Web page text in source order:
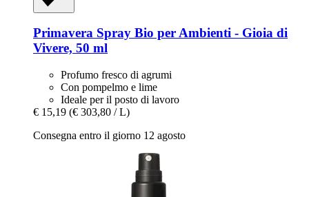
Primavera Spray Bio per Ambienti -​ Gioia di
Vivere, 50 ml
Profumo fresco di agrumi
Con pompelmo e lime
Ideale per il posto di lavoro
€ 15,19 (€ 303,80 / L)
Consegna entro il giorno 12 agosto